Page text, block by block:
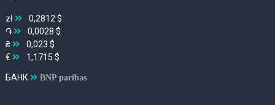
zł
0,2812 $
֏
0,0028 $
₴
0,023 $
€
1,1715 $
БАНК BNP paribas